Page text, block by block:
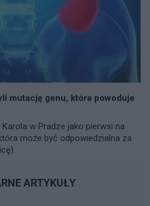
mutację genu, która powoduje
w Pradze jako pierwsi na
może być odpowiedzialna za
ARTYKUŁY